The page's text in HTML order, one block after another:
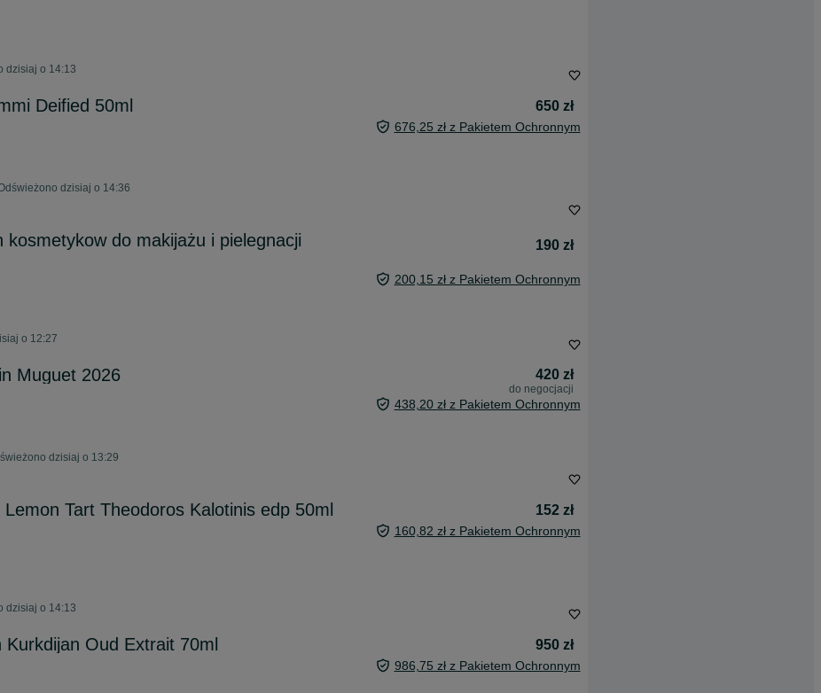
dzisiaj o 14:13
Deified 50ml
650 zł
676,25 zł z Pakietem Ochronnym
dzisiaj o 14:36
kosmetykow do makijażu i pielegnacji
190 zł
200,15 zł z Pakietem Ochronnym
o 12:27
Muguet 2026 420 zł
do negocjacji
438,20 zł z Pakietem Ochronnym
dzisiaj o 13:29
Tart Theodoros Kalotinis edp 50ml
152 zł
160,82 zł z Pakietem Ochronnym
dzisiaj o 14:13
Kurkdijan Oud Extrait 70ml
950 zł
986,75 zł z Pakietem Ochronnym